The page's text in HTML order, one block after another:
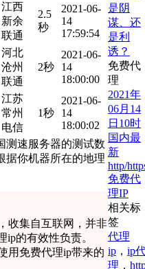
江西
新余
联通
2.5
秒
2021-06-
14
17:59:54
河北
沧州
联通
2秒
2021-06-
14
18:00:00
江苏
常州
电信
1秒
2021-06-
14
18:00:02
测速服务器的测试数
据你机器所在的地理
收集自互联网，并非
的有效性负责。
用免费代理ip带来的
是阴
谋、还
是利
诱？
免费代
理
2021年
06月14
日10时
国内最
新
http/
免费代
理IP
相关标
签
代理
ip ， ip
理 ，